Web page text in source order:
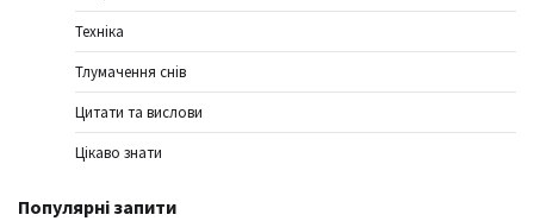
Техніка
Тлумачення снів
Цитати та вислови
Цікаво знати
Популярні запити